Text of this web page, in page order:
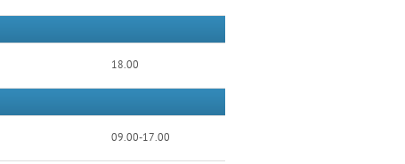
18.00
09.00-17.00